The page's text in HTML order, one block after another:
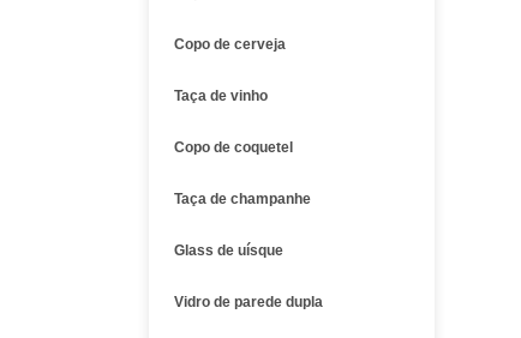
Copo de cerveja
Taça de vinho
Copo de coquetel
Taça de champanhe
Glass de uísque
Vidro de parede dupla